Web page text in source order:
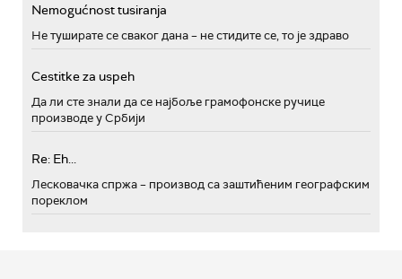
Nemogućnost tusiranja
Не туширате се сваког дана – не стидите се, то је здраво
Cestitke za uspeh
Да ли сте знали да се најбоље грамофонске ручице
производе у Србији
Re: Eh...
Лесковачка спржа – производ са заштићеним географским
пореклом